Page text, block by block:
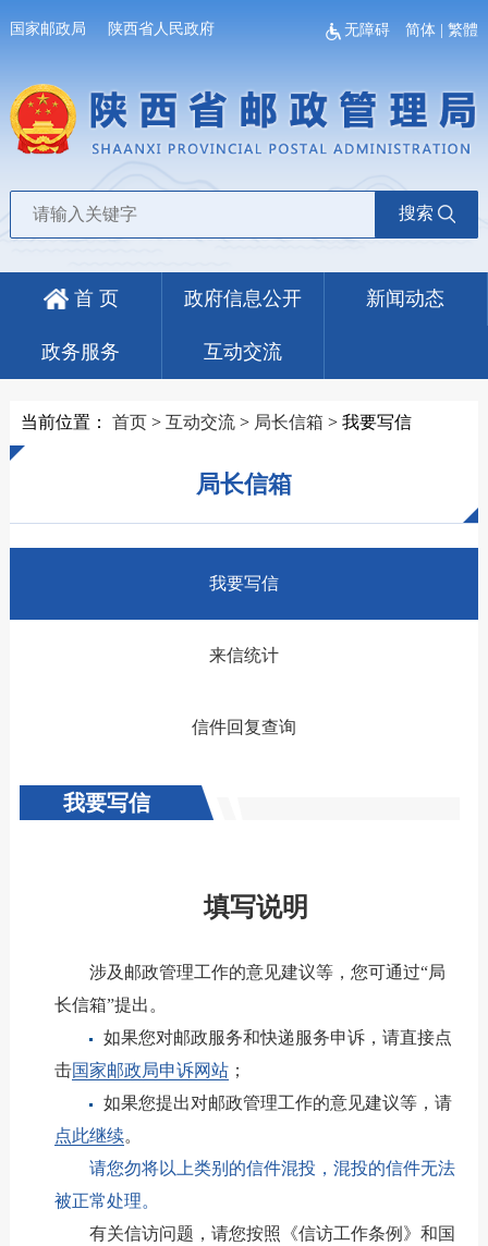
国家邮政局 陕西省人民政府 无障碍 简体 |繁體
搜索
首 页 政府信息公开 新闻动态
政务服务 互动交流
当前位置： 首页> 互动交流> 局长信箱 > 我要写信
局长信箱
我要写信
来信统计
信件回复查询
我要写信
填写说明
涉及邮政管理工作的意见建议等，您可通过“局
长信箱”提出。
如果您对邮政服务和快递服务申诉，请直接点
击国家邮政局申诉网站；
如果您提出对邮政管理工作的意见建议等，请
点此继续。
请您勿将以上类别的信件混投，混投的信件无法
被正常处理。
有关信访问题，请您按照《信访工作条例》和国